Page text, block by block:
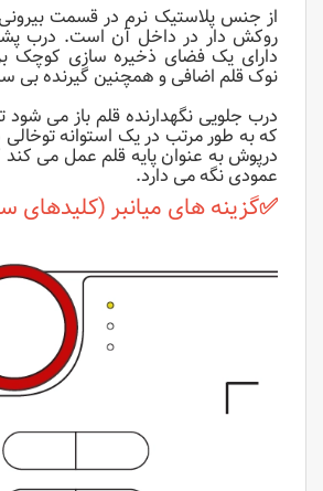
از جنس پلاستیک نرم در قسمت
روکش دار در داخل آن است. درب
دارای یک فضای ذخیره سازی کوچک
نوک قلم اضافی و همچنین گیرنده بی
درب جلویی نگهدارنده قلم باز می شود
که به طور مرتب در یک استوانه
درپوش به عنوان پایه قلم عمل می کند
عمودی نگه می دارد.
✅گزینه های میانبر (کلیدهای